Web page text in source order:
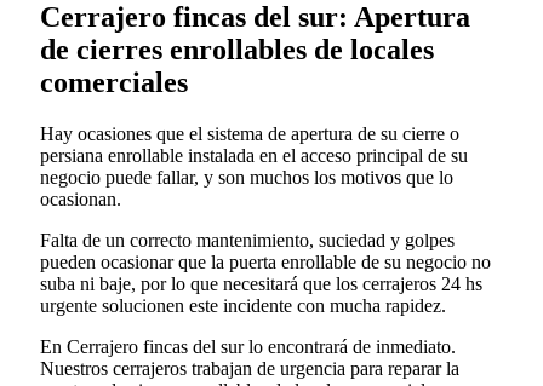
Cerrajero fincas del sur: Apertura
de cierres enrollables de locales
comerciales
Hay ocasiones que el sistema de apertura de su cierre o
persiana enrollable instalada en el acceso principal de su
negocio puede fallar, y son muchos los motivos que lo
ocasionan.
Falta de un correcto mantenimiento, suciedad y golpes
pueden ocasionar que la puerta enrollable de su negocio no
suba ni baje, por lo que necesitará que los cerrajeros 24 hs
urgente solucionen este incidente con mucha rapidez.
En Cerrajero fincas del sur lo encontrará de inmediato.
Nuestros cerrajeros trabajan de urgencia para reparar la